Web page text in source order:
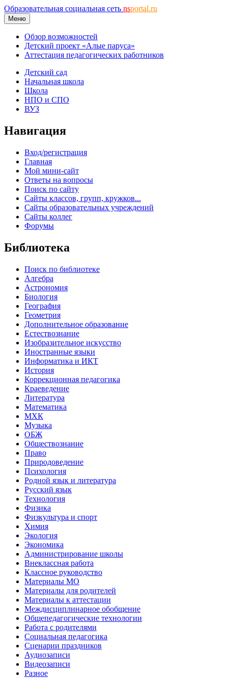
Образовательная социальная сеть nsportal.ru
Меню
Обзор возможностей
Детский проект «Алые паруса»
Аттестация педагогических работников
Детский сад
Начальная школа
Школа
НПО и СПО
ВУЗ
Навигация
Вход/регистрация
Главная
Мой мини-сайт
Ответы на вопросы
Поиск по сайту
Сайты классов, групп, кружков...
Сайты образовательных учреждений
Сайты коллег
Форумы
Библиотека
Поиск по библиотеке
Алгебра
Астрономия
Биология
География
Геометрия
Дополнительное образование
Естествознание
Изобразительное искусство
Иностранные языки
Информатика и ИКТ
История
Коррекционная педагогика
Краеведение
Литература
Математика
МХК
Музыка
ОБЖ
Обществознание
Право
Природоведение
Психология
Родной язык и литература
Русский язык
Технология
Физика
Физкультура и спорт
Химия
Экология
Экономика
Администрирование школы
Внеклассная работа
Классное руководство
Материалы МО
Материалы для родителей
Материалы к аттестации
Междисциплинарное обобщение
Общепедагогические технологии
Работа с родителями
Социальная педагогика
Сценарии праздников
Аудиозаписи
Видеозаписи
Разное